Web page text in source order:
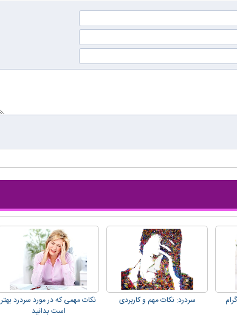
سردرد: نکات مهم و کاربردی
نکات مهمی که در مورد سردرد بهتر
است بدانید